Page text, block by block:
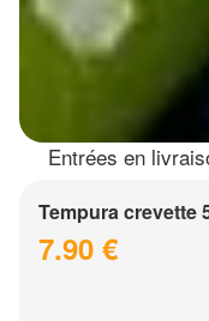
Entrées en
Tempura crevette
7.90 €